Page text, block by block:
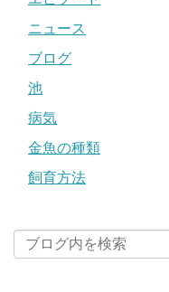
ニュース
ブログ
池
病気
金魚の種類
飼育方法